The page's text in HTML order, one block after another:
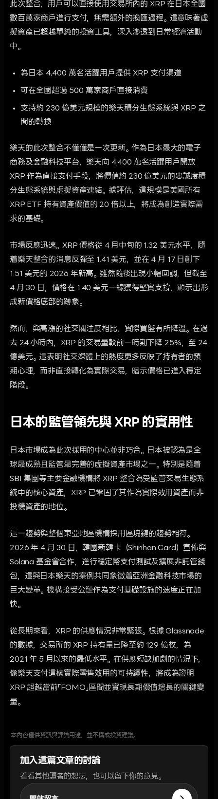
此次整合，用戶可以直接使用交易所內的 XRP 在日本全國
數百萬家商戶進行支付，無需額外的換匯過程。這意味著虛
擬資產已超越單純的投資工具，深入滲透到日常經濟活動
中。
為日本 4,400 萬名活躍用戶提供 XRP 支付渠道
可在全國超過 500 萬家商戶直接消費
支持約 230 億美元規模的樂天積分生態系統與 XRP 之
間的轉換
樂天的此次整合不僅僅是一次更新。作為日本最大的電子
商務及金融科技平台，樂天向 4,400 萬名活躍用戶開放
XRP 作為直接支付手段，將價值約 230 億美元的忠誠度積
分生態系統與虛擬資產連結。據評估，這規模是美國所有
XRP ETF 持有資產價值的 20 倍以上，將成為創造實際需
求的基礎。
市場反應迅速。XRP 價格從 4 月中旬的 1.32 美元水平，隨
着樂天整合的消息反彈至 1.41 美元，並在 4 月 17 日創下
1.51 美元的 2026 年新高。雖然隨後出現小幅回調，但截至
4 月 30 日，價格在 1.40 美元一線獲得堅實支撐，顯示出形
成新價格底部的跡象。
然而，與高漲的社交關注度相比，實際買盤有所降溫。在過
去 24 小時內，XRP 的交易量較前一時期下降 25%，至 24
億美元。這表明社交媒體上的熱度更多反映了持有者的預
期心理，而非直接轉化為實際交易，暗示價格已進入穩定
階段。
日本的監管領先與 XRP 的實用性
日本市場成為此次採用的中心並非巧合。日本被認為是全
球最成熟且監管最完善的虛擬資產市場之一。特別是隨着
SBI 集團等主要金融機構將 XRP 整合為受監管交易生態系
統中的核心資產，XRP 已鞏固了其作為實際效用資產而非
投機資產的地位。
這一趨勢與整個東亞地區機構採用區塊鏈的趨勢相符。
2026 年 4 月 30 日，韓國新韓卡（Shinhan Card）宣佈與
Solana 基金會合作，進行穩定幣支付測試及擴展非託管錢
包，這與日本樂天的案例共同象徵着亞洲金融科技市場的
巨大變革。機構接受公鏈作為支付基礎設施的速度正在加
快。
從長期來看，XRP 的供應情況非常緊張。根據 Glassnode
的數據，交易所的 XRP 持有量已降至約 129 億枚，為
2021 年 5 月以來的最低水平。在供應短缺加劇的情況下，
像樂天支付這樣實際零售效用的可持續性，將成為證明
XRP 超越當前「FOMO」區間並實現長期價值增長的關鍵變
量。
本內容僅供資訊與評論用途，並不構成投資建議。
加入這篇文章的討論
看看其他讀者的想法，也可以留下你的意見。